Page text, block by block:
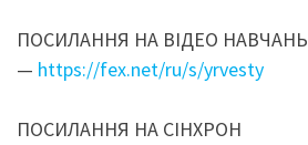
ПОСИЛАННЯ НА ВІДЕО НАВЧАНЬ
— https://fex.net/ru/s/yrvesty
ПОСИЛАННЯ НА СІНХРОН